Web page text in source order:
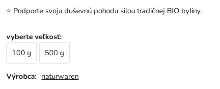
⭐ Podporte svoju duševnú pohodu silou tradičnej BIO byliny.
vyberte veľkosť:
100 g
500 g
Výrobca: naturwaren